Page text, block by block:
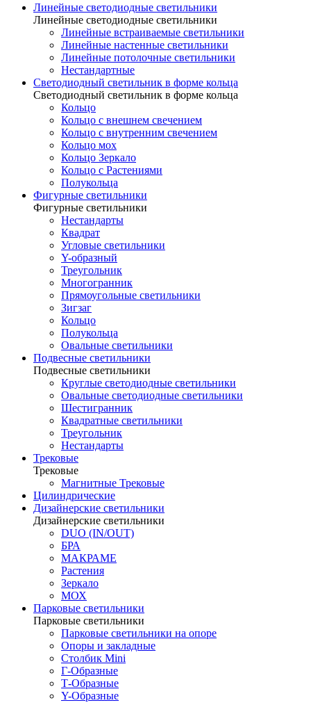
Линейные светодиодные светильники
Линейные светодиодные светильники
Линейные встраиваемые светильники
Линейные настенные светильники
Линейные потолочные светильники
Нестандартные
Светодиодный светильник в форме кольца
Светодиодный светильник в форме кольца
Кольцо
Кольцо с внешнем свечением
Кольцо с внутренним свечением
Кольцо мох
Кольцо Зеркало
Кольцо с Растениями
Полукольца
Фигурные светильники
Фигурные светильники
Нестандарты
Квадрат
Угловые светильники
Y-образный
Треугольник
Многогранник
Прямоугольные светильники
Зигзаг
Кольцо
Полукольца
Овальные светильники
Подвесные светильники
Подвесные светильники
Круглые светодиодные светильники
Овальные светодиодные светильники
Шестигранник
Квадратные светильники
Треугольник
Нестандарты
Трековые
Трековые
Магнитные Трековые
Цилиндрические
Дизайнерские светильники
Дизайнерские светильники
DUO (IN/OUT)
БРА
МАКРАМЕ
Растения
Зеркало
МОХ
Парковые светильники
Парковые светильники
Парковые светильники на опоре
Опоры и закладные
Столбик Mini
Г-Образные
Т-Образные
Y-Образные